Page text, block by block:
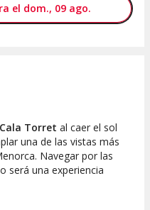
el dom., 09 ago.
Torret al caer el sol
una de las vistas más
Navegar por las
será una experiencia